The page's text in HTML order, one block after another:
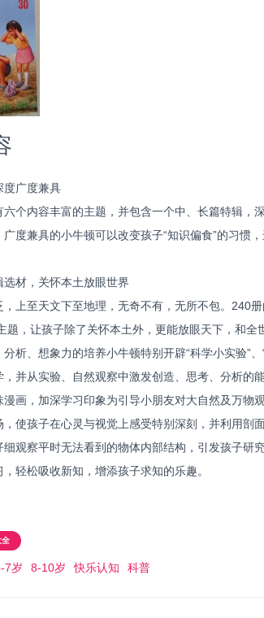
广度兼具
六个内容丰富的主题，并包含一个中、长篇特辑，
度兼具的小牛顿可以改变孩子“知识偏食”的习惯
材，关怀本土放眼世界
，上至天文下至地理，无奇不有，无所不包。240
题，让孩子除了关怀本土外，更能放眼天下，和全
析、想象力的培养小牛顿特别开辟“科学小实验”
并从实验、自然观察中激发创造、思考、分析的
画，加深学习印象为引导小朋友对大自然及万物
，使孩子在心灵与视觉上感受特别深刻，并利用剖
细观察平时无法看到的物体内部结构，引发孩子研
轻松吸收新知，增添孩子求知的乐趣。
全
7岁 8-10岁 快乐认知 科普